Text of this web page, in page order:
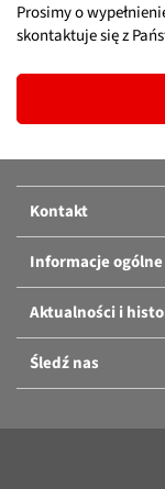
Prosimy o
skontaktuje się z
Kontakt
Informacje ogólne
Aktualności i
Śledź nas